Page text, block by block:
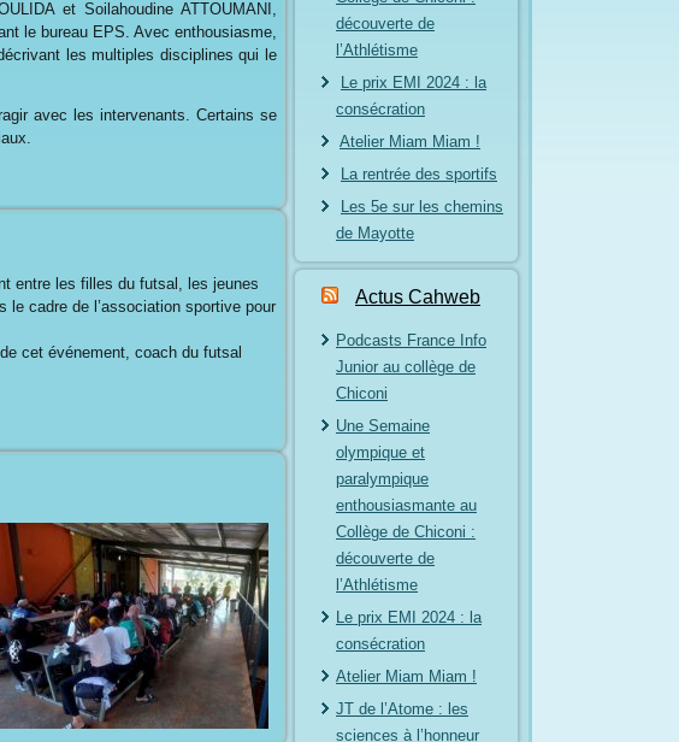
et Soilahoudine ATTOUMANI,
le bureau EPS. Avec enthousiasme,
les multiples disciplines qui le
avec les intervenants. Certains se
entre les filles du futsal, les jeunes
cadre de l’association sportive pour
cet événement, coach du futsal
découverte de
l’Athlétisme
Le prix EMI 2024 : la
consécration
Atelier Miam Miam !
La rentrée des sportifs
Les 5e sur les chemins
de Mayotte
Actus Cahweb
Podcasts France Info
Junior au collège de
Chiconi
Une Semaine
olympique et
paralympique
enthousiasmante au
Collège de Chiconi :
découverte de
l’Athlétisme
Le prix EMI 2024 : la
consécration
Atelier Miam Miam !
JT de l’Atome : les
sciences à l’honneur